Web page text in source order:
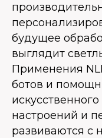
будущее
выглядит
Применения
ботов и
настроений и
развиваются с